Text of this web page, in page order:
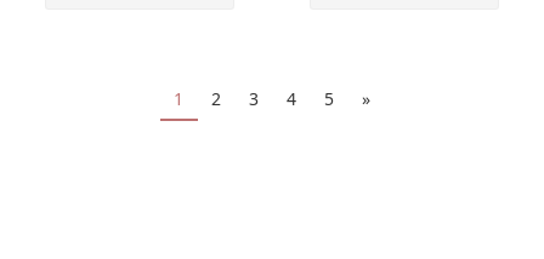
1 2 3 4 5 »